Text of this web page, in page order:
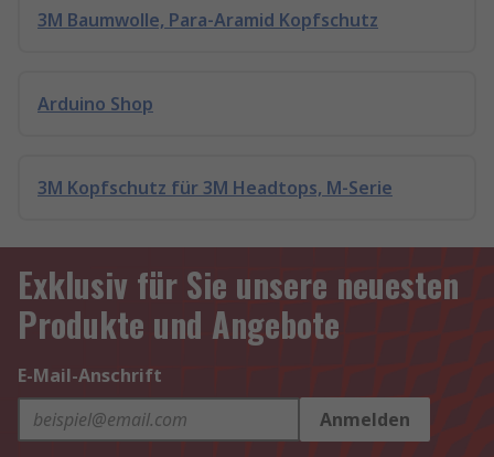
3M Baumwolle, Para-Aramid Kopfschutz
Arduino Shop
3M Kopfschutz für 3M Headtops, M-Serie
Exklusiv für Sie unsere neuesten
Produkte und Angebote
E-Mail-Anschrift
Anmelden